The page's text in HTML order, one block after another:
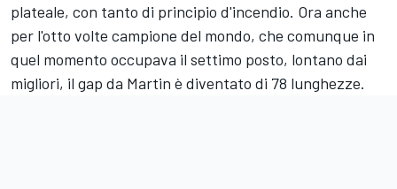
plateale, con tanto di principio d'incendio. Ora anche
per l'otto volte campione del mondo, che comunque in
quel momento occupava il settimo posto, lontano dai
migliori, il gap da Martin è diventato di 78 lunghezze.